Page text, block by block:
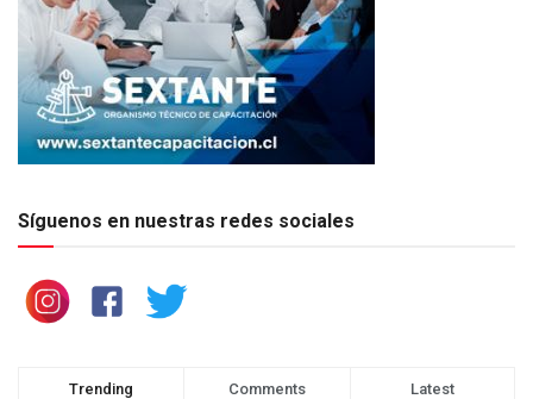
Síguenos en nuestras redes sociales
Trending Comments Latest